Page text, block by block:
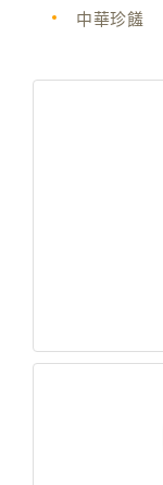
中華珍饈